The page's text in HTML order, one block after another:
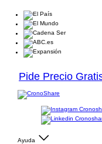
Pide Precio
Ayuda